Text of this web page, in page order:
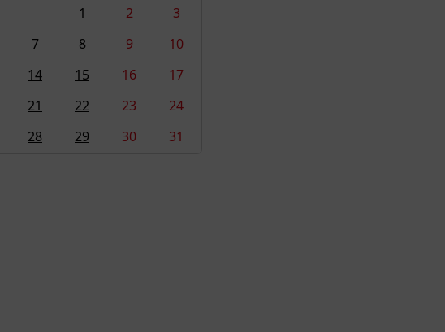
1
2
3
7 8 9
10
14 15 16
17
21 22 23
24
28 29 30 31